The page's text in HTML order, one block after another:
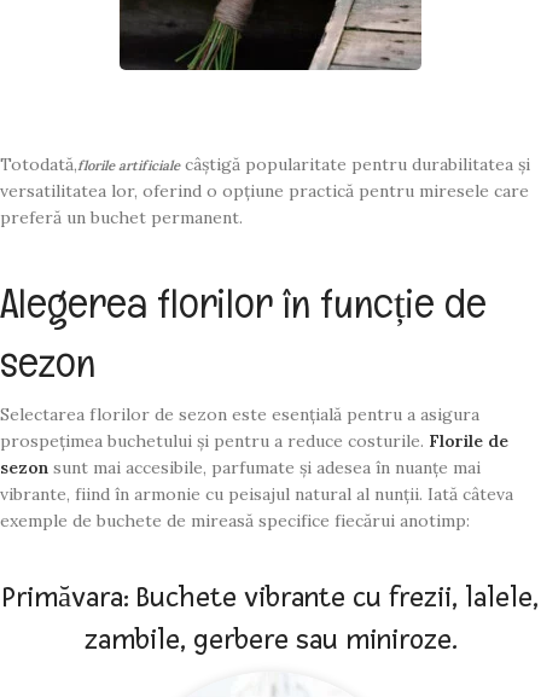
Totodată,florile artificialecâștigă popularitate pentru durabilitatea și
versatilitatea lor, oferind o opțiune practică pentru miresele care
preferă un buchet permanent.
Alegerea florilor în funcție de
sezon
Selectarea florilor de sezon este esențială pentru a asigura
prospețimea buchetului și pentru a reduce costurile. Florile de
sezon sunt mai accesibile, parfumate și adesea în nuanțe mai
vibrante, fiind în armonie cu peisajul natural al nunții. Iată câteva
exemple de buchete de mireasă specifice fiecărui anotimp:
Primăvara: Buchete vibrante cu frezii, lalele,
zambile, gerbere sau miniroze.